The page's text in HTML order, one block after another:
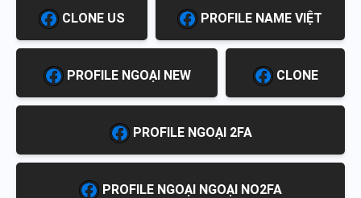
CLONE US PROFILE NAME VIỆT
PROFILE NGOẠI NEW CLONE
PROFILE NGOẠI 2FA
PROFILE NGOẠI NGOẠI NO2FA